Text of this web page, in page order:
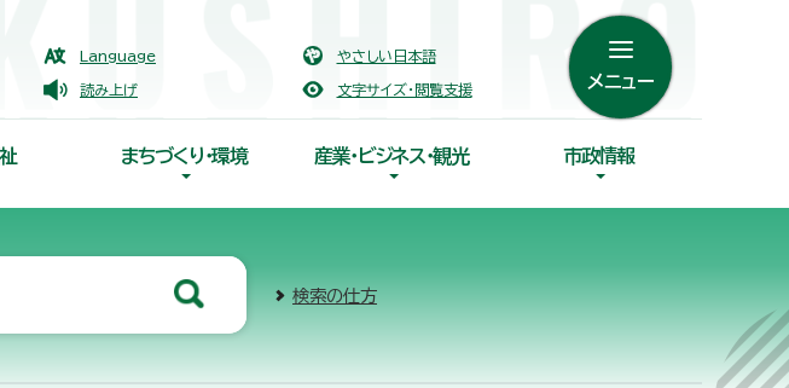
Language やさしい日本語
読み上げ 文字サイズ・閲覧支援 メニュー
まちづくり・環境 産業・ビジネス・観光 市政情報
検索の仕方